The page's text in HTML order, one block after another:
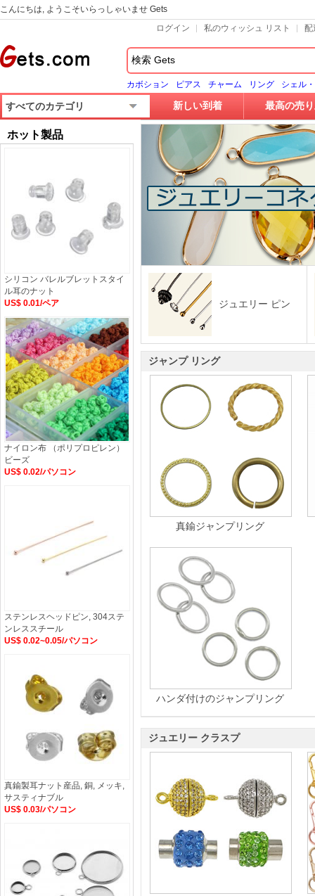
こんにちは, ようこそいらっしゃいませ Gets
ログイン
私のウィッシュ リスト 配
カボション ピアス チャーム リング シェル
すべてのカテゴリ 新しい到着 最高の売
ジュエリー ピン
ジャンプ リング
真鍮ジャンプリング
ハンダ付けのジャンプリング
ジュエリー クラスプ
ホット製品
シリコン バレルブレットスタイ
ル耳のナット
US$ 0.01/ペア
ナイロン布 （ポリプロピレン）
ビーズ
US$ 0.02/パソコン
ステンレスヘッドピン, 304ステ
ンレススチール
US$ 0.02~0.05/パソコン
真鍮製耳ナット産品, 銅, メッキ,
サスティナブル
US$ 0.03/パソコン